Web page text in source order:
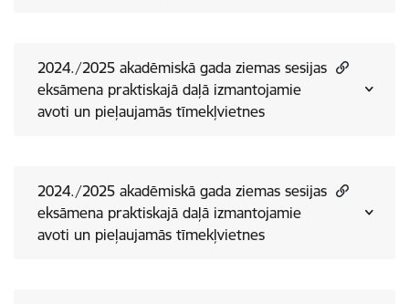
2024./2025 akadēmiskā gada ziemas sesijas
eksāmena praktiskajā daļā izmantojamie
avoti un pieļaujamās tīmekļvietnes
2024./2025 akadēmiskā gada ziemas sesijas
eksāmena praktiskajā daļā izmantojamie
avoti un pieļaujamās tīmekļvietnes